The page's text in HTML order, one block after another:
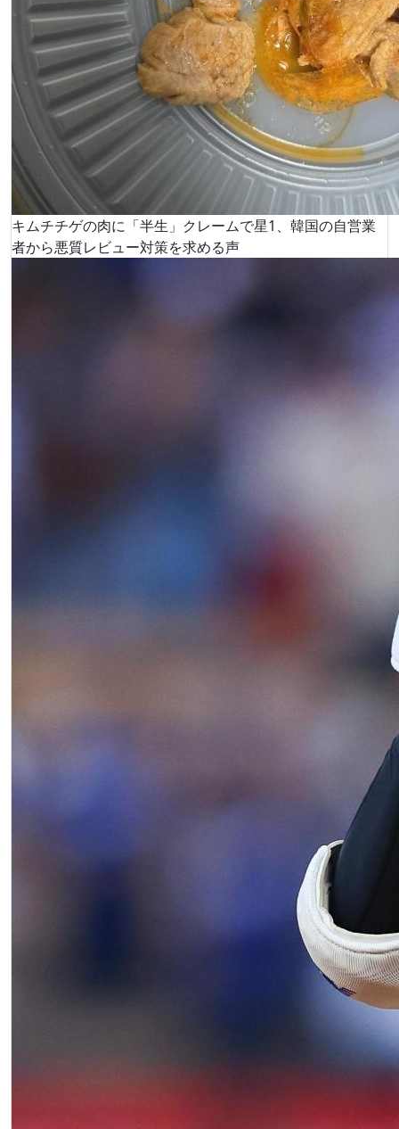
キムチチゲの肉に「半生」クレームで星1、韓国の自営業
者から悪質レビュー対策を求める声